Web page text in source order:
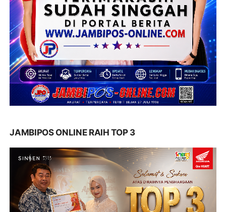
JAMBIPOS ONLINE RAIH TOP 3